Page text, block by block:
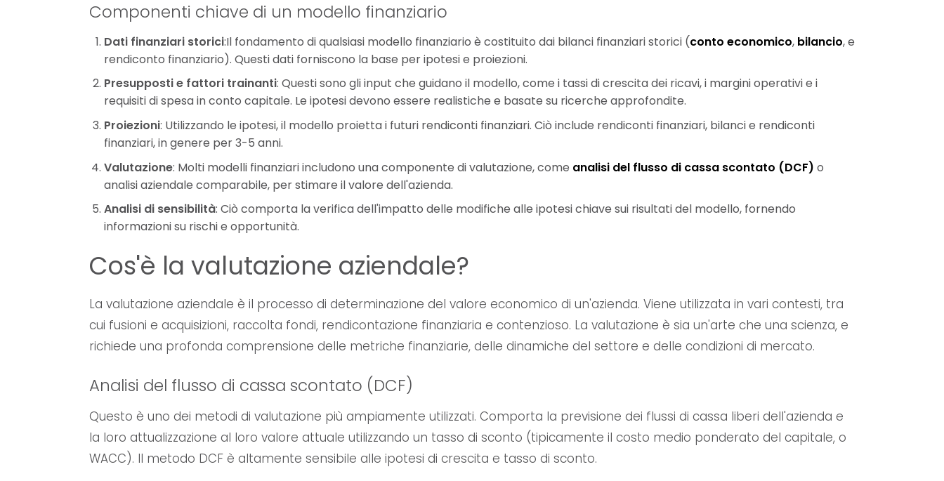
Componenti chiave di un modello finanziario
Dati finanziari storici:Il fondamento di qualsiasi modello finanziario è costituito dai bilanci finanziari storici (conto economico, bilancio, e
rendiconto finanziario). Questi dati forniscono la base per ipotesi e proiezioni.
Presupposti e fattori trainanti: Questi sono gli input che guidano il modello, come i tassi di crescita dei ricavi, i margini operativi e i
requisiti di spesa in conto capitale. Le ipotesi devono essere realistiche e basate su ricerche approfondite.
Proiezioni: Utilizzando le ipotesi, il modello proietta i futuri rendiconti finanziari. Ciò include rendiconti finanziari, bilanci e rendiconti
finanziari, in genere per 3-5 anni.
Valutazione: Molti modelli finanziari includono una componente di valutazione, come analisi del flusso di cassa scontato (DCF) o
analisi aziendale comparabile, per stimare il valore dell'azienda.
Analisi di sensibilità: Ciò comporta la verifica dell'impatto delle modifiche alle ipotesi chiave sui risultati del modello, fornendo
informazioni su rischi e opportunità.
Cos'è la valutazione aziendale?
La valutazione aziendale è il processo di determinazione del valore economico di un'azienda. Viene utilizzata in vari contesti, tra
cui fusioni e acquisizioni, raccolta fondi, rendicontazione finanziaria e contenzioso. La valutazione è sia un'arte che una scienza, e
richiede una profonda comprensione delle metriche finanziarie, delle dinamiche del settore e delle condizioni di mercato.
Analisi del flusso di cassa scontato (DCF)
Questo è uno dei metodi di valutazione più ampiamente utilizzati. Comporta la previsione dei flussi di cassa liberi dell'azienda e
la loro attualizzazione al loro valore attuale utilizzando un tasso di sconto (tipicamente il costo medio ponderato del capitale, o
WACC). Il metodo DCF è altamente sensibile alle ipotesi di crescita e tasso di sconto.